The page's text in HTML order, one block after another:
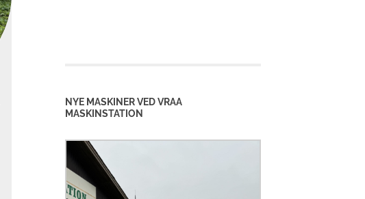
NYE MASKINER VED VRAA
MASKINSTATION